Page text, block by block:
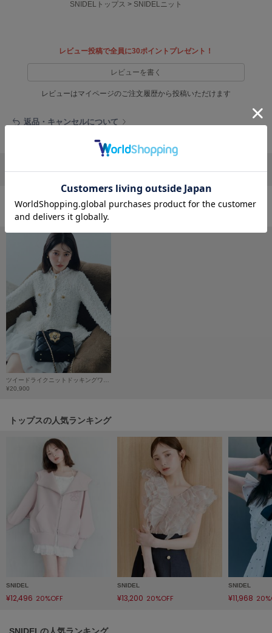
gelato pique
ジェラート ピケ
GELATO PIQUE CAT&DOG
ジェラート ピケ キャットアンドドッグ
HUNTER
ハンター
HOKA ONEONE
ホカ オネオネ
KEEN
キーン
LAATO
ルコックスポルティフ
レスポートサック
LILY BROWN Lingerie
リリーブラウンランジェリー
LITTLE UNION TOKYO
SNIDELトップス > SNIDELニット
レビュー投稿で全員に30ポイントプレゼント！
レビューを書く
レビューはマイページのご注文履歴から投稿いただけます
返品・キャンセルについて
おすすめ商品
¥20,900
トップスの人気ランキング
SNIDEL
¥12,496 20%OFF
SNIDEL
¥13,200 20%OFF
SNIDEL
¥11,968
SNIDELの人気ランキング